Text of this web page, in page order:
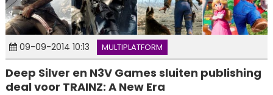
09-09-2014 10:13 MULTIPLATFORM
Deep Silver en N3V Games sluiten publishing
deal voor TRAINZ: A New Era